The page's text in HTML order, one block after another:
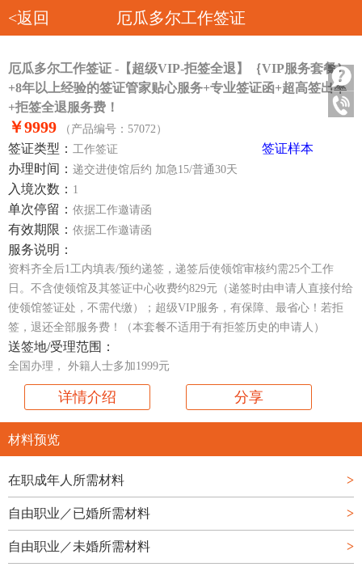
厄瓜多尔工作签证
<返回
厄瓜多尔工作签证 -【超级VIP-拒签全退】｛VIP服务套餐｝
+8年以上经验的签证管家贴心服务+专业签证函+超高签出率
+拒签全退服务费！
￥9999 （产品编号：57072）
签证类型： 工作签证
签证样本
办理时间： 递交进使馆后约 加急15/普通30天
入境次数： 1
单次停留： 依据工作邀请函
有效期限： 依据工作邀请函
服务说明：
资料齐全后1工内填表/预约递签，递签后使领馆审核约需25个工作
日。不含使领馆及其签证中心收费约829元（递签时由申请人直接付给
使领馆签证处，不需代缴）；超级VIP服务，有保障、最省心！若拒
签，退还全部服务费！（本套餐不适用于有拒签历史的申请人）
送签地/受理范围：
全国办理， 外籍人士多加1999元
详情介绍 分享
材料预览
在职成年人所需材料 >
自由职业／已婚所需材料 >
自由职业／未婚所需材料 >